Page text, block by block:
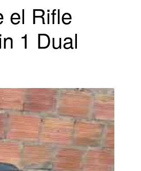
el Rifle
1 Dual